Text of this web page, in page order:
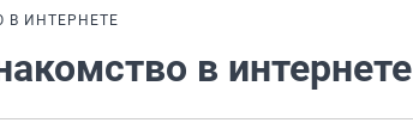
В ИНТЕРНЕТЕ
в интернете